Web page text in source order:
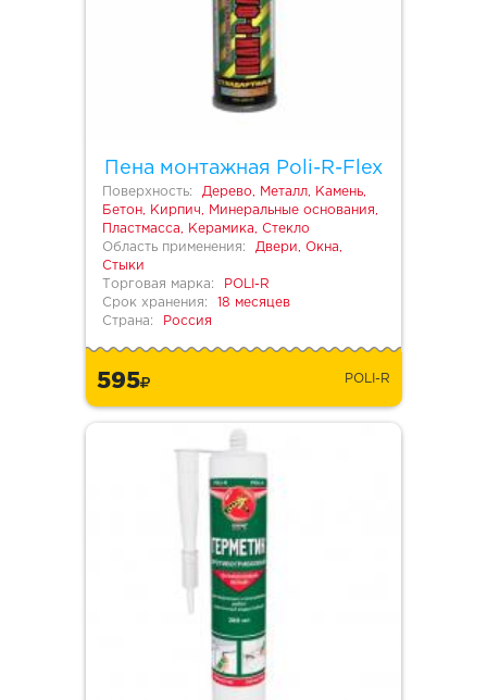
Пена монтажная Poli-R-Flex
Поверхность:
Дерево, Металл, Камень,
Бетон, Кирпич, Минеральные основания,
Пластмасса, Керамика, Стекло
Область применения:
Двери, Окна,
Стыки
Торговая марка:
POLI-R
Срок хранения:
18 месяцев
Страна:
Россия
595 POLI-R